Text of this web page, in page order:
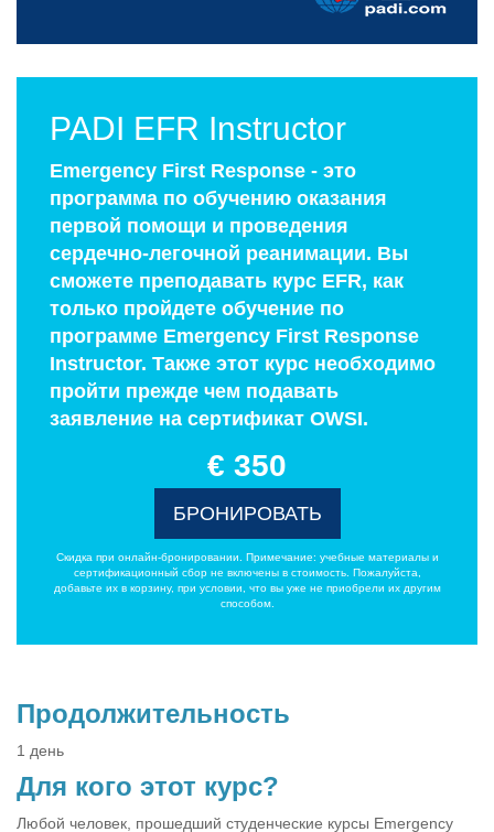
PADI EFR Instructor
Еmergency First Response - это
программа по обучению оказания
первой помощи и проведения
сердечно-легочной реанимации. Вы
сможете преподавать курс EFR, как
только пройдете обучение по
программе Emergency First Response
Instructor. Также этот курс необходимо
пройти прежде чем подавать
заявление на сертификат OWSI.
€ 350
БРОНИРОВАТЬ
Скидка при онлайн-бронировании. Примечание: учебные материалы и
сертификационный сбор не включены в стоимость. Пожалуйста,
добавьте их в корзину, при условии, что вы уже не приобрели их другим
способом.
Продолжительность
1 день
Для кого этот курс?
Любой человек, прошедший студенческие курсы Emergency